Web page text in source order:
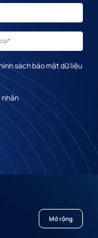
*
sách bảo mật dữ liệu
nhân
Mở rộng